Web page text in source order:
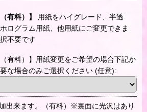
有料）】
用紙をハイグレード、半透
ログラム用紙、他用紙にご変更できま
不要です
有料）】用紙変更をご希望の場合下記か
な場合のみご選択ください (任意):
出来ます。（有料）※裏面に光沢はあり